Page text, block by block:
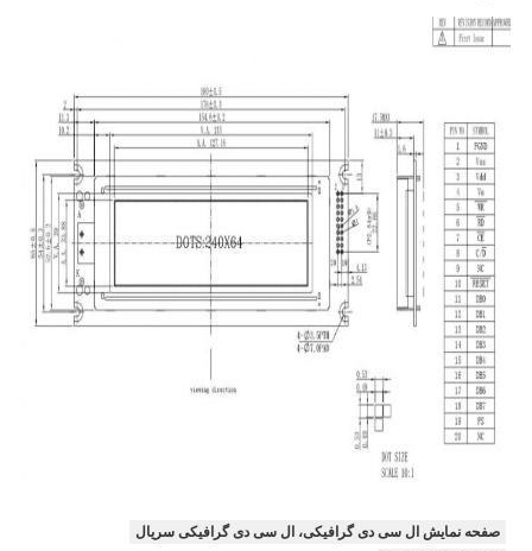
صفحه نمایش ال سی دی گرافیکی، ال سی دی گرافیکی سریال